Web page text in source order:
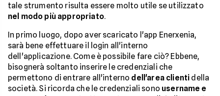
tale strumento risulta essere molto utile se utilizzato
nel modo più appropriato.
In primo luogo, dopo aver scaricato l'app Enerxenia,
sarà bene effettuare il login all'interno
dell'applicazione. Come è possibile fare ciò? Ebbene,
bisognerà soltanto inserire le credenziali che
permettono di entrare all'interno dell'area clienti della
società. Si ricorda che le credenziali sono username e